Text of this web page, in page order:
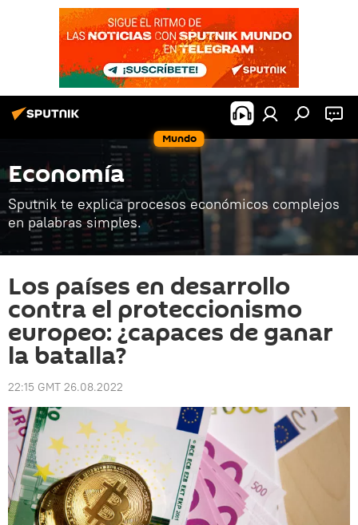
Mundo
Economía
Sputnik te explica procesos económicos complejos
en palabras simples.
Los países en desarrollo
contra el proteccionismo
europeo: ¿capaces de ganar
la batalla?
22:15 GMT 26.08.2022